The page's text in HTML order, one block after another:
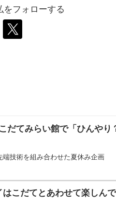
をフォローする
だてみらい館で「ひんやり
技術を組み合わせた夏休み企画
こだてとあわせて楽しん